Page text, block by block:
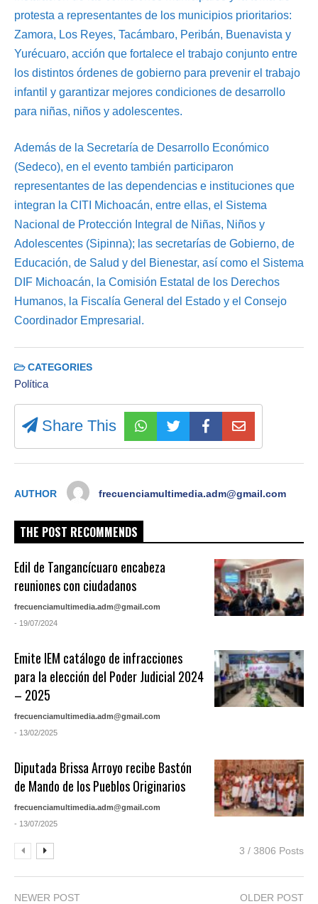
protesta a representantes de los municipios prioritarios:
Zamora, Los Reyes, Tacámbaro, Peribán, Buenavista y
Yurécuaro, acción que fortalece el trabajo conjunto entre
los distintos órdenes de gobierno para prevenir el trabajo
infantil y garantizar mejores condiciones de desarrollo
para niñas, niños y adolescentes.
Además de la Secretaría de Desarrollo Económico
(Sedeco), en el evento también participaron
representantes de las dependencias e instituciones que
integran la CITI Michoacán, entre ellas, el Sistema
Nacional de Protección Integral de Niñas, Niños y
Adolescentes (Sipinna); las secretarías de Gobierno, de
Educación, de Salud y del Bienestar, así como el Sistema
DIF Michoacán, la Comisión Estatal de los Derechos
Humanos, la Fiscalía General del Estado y el Consejo
Coordinador Empresarial.
CATEGORIES
Política
Share This
AUTHOR frecuenciamultimedia.adm@gmail.com
THE POST RECOMMENDS
Edil de Tangancícuaro encabeza
reuniones con ciudadanos
frecuenciamultimedia.adm@gmail.com
- 19/07/2024
Emite IEM catálogo de infracciones
para la elección del Poder Judicial 2024
– 2025
frecuenciamultimedia.adm@gmail.com
- 13/02/2025
Diputada Brissa Arroyo recibe Bastón
de Mando de los Pueblos Originarios
frecuenciamultimedia.adm@gmail.com
- 13/07/2025
3 / 3806 Posts
NEWER POST OLDER POST